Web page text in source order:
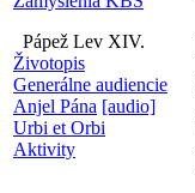
Pápež Lev XIV.
Životopis
Generálne audiencie
Anjel Pána [audio]
Urbi et Orbi
Aktivity